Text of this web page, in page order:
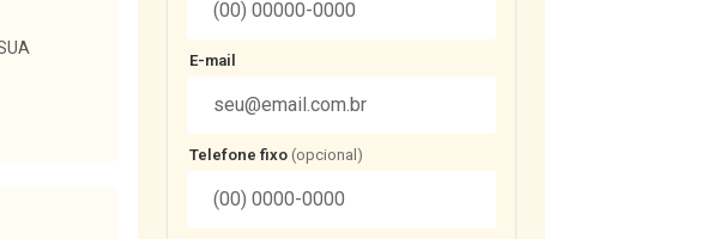
E-mail
Telefone fixo (opcional)